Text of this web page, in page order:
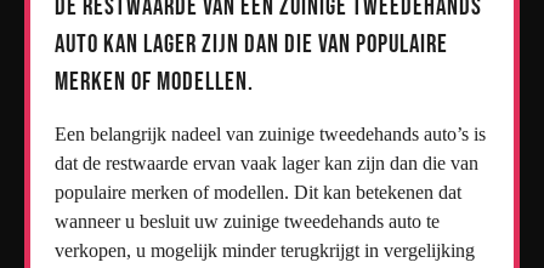
De restwaarde van een zuinige tweedehands
auto kan lager zijn dan die van populaire
merken of modellen.
Een belangrijk nadeel van zuinige tweedehands auto’s is
dat de restwaarde ervan vaak lager kan zijn dan die van
populaire merken of modellen. Dit kan betekenen dat
wanneer u besluit uw zuinige tweedehands auto te
verkopen, u mogelijk minder terugkrijgt in vergelijking